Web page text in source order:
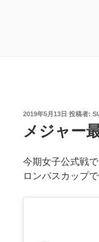
投
日:
2019年5月13日 投稿者:
メジャー
今期女子公式戦
ロンパスカップ